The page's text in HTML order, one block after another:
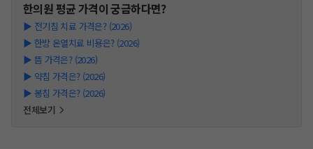
한의원평균 가격이 궁금하다면?
▶ 전기침 치료 가격은? (2026)
▶ 한방 온열치료 비용은? (2026)
▶ 뜸 가격은? (2026)
▶ 약침 가격은? (2026)
▶ 봉침 가격은? (2026)
전체보기